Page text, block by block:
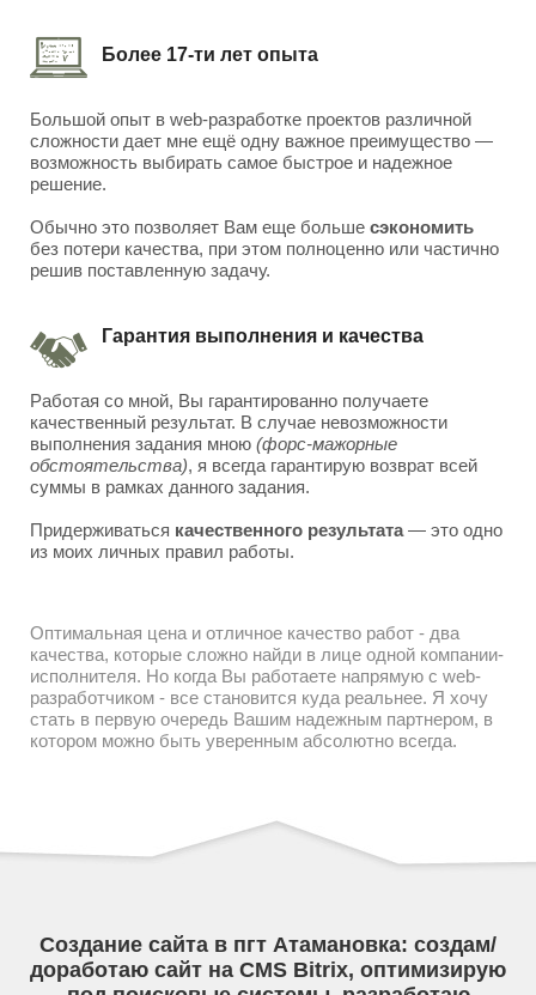
Более 17-ти лет опыта
Большой опыт в web-разработке проектов различной
сложности дает мне ещё одну важное преимущество —
возможность выбирать самое быстрое и надежное
решение.
Обычно это позволяет Вам еще больше сэкономить
без потери качества, при этом полноценно или частично
решив поставленную задачу.
Гарантия выполнения и качества
Работая со мной, Вы гарантированно получаете
качественный результат. В случае невозможности
выполнения задания мною (форс-мажорные
обстоятельства), я всегда гарантирую возврат всей
суммы в рамках данного задания.
Придерживаться качественного результата— это одно
из моих личных правил работы.
Оптимальная цена и отличное качество работ - два
качества, которые сложно найди в лице одной компании-
исполнителя. Но когда Вы работаете напрямую с web-
разработчиком - все становится куда реальнее. Я хочу
стать в первую очередь Вашим надежным партнером, в
котором можно быть уверенным абсолютно всегда.
Создание сайта в пгт Атамановка: создам/
доработаю сайт на CMS Bitrix, оптимизирую